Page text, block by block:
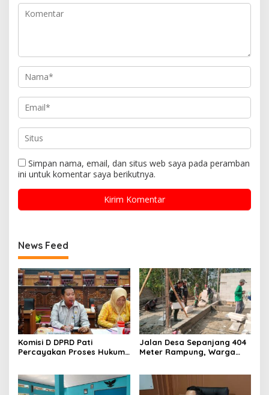
Simpan nama, email, dan situs web saya pada peramban
ini untuk komentar saya berikutnya.
News Feed
Komisi D DPRD Pati
Percayakan Proses Hukum
Jalan Desa Sepanjang 404
Meter Rampung, Warga